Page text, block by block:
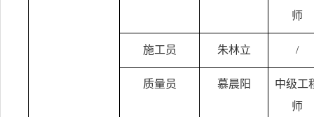
师
施工员 朱林立 /
质量员 慕晨阳
中级工
师